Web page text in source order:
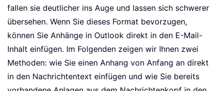
fallen sie deutlicher ins Auge und lassen sich schwerer
übersehen. Wenn Sie dieses Format bevorzugen,
können Sie Anhänge in Outlook direkt in den E-Mail-
Inhalt einfügen. Im Folgenden zeigen wir Ihnen zwei
Methoden: wie Sie einen Anhang von Anfang an direkt
in den Nachrichtentext einfügen und wie Sie bereits